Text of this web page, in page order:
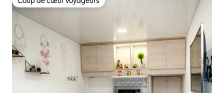
Coup de cœur voyageurs